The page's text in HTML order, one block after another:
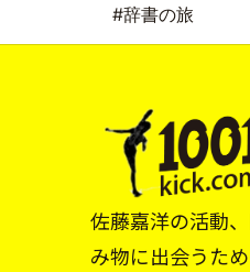
#辞書の旅
佐藤嘉洋の活動
み物に出会うため